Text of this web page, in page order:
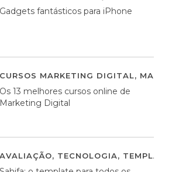
Gadgets fantásticos para iPhone
CURSOS MARKETING DIGITAL,
Os 13 melhores cursos online de
Marketing Digital
AVALIAÇÃO, TECNOLOGIA, TEMPLATES